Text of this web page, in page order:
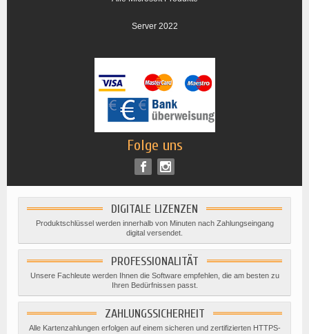
Server 2022
Folge uns
DIGITALE LIZENZEN
Produktschlüssel werden innerhalb von Minuten nach Zahlungseingang
digital versendet.
PROFESSIONALITÄT
Unsere Fachleute werden Ihnen die Software empfehlen, die am besten zu
Ihren Bedürfnissen passt.
ZAHLUNGSSICHERHEIT
Alle Kartenzahlungen erfolgen auf einem sicheren und zertifizierten HTTPS-